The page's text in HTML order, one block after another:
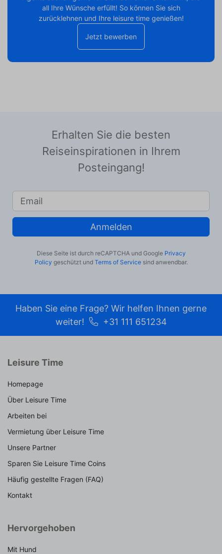
all Ihre Wünsche erfüllt! So können Sie sich
zurücklehnen und Ihre leisure time genießen!
Jetzt bewerben
Erhalten Sie die besten
Reiseinspirationen in Ihrem
Posteingang!
Anmelden
Diese Seite ist durch reCAPTCHA und Google Privacy
Policy geschützt und Terms of Servicesind anwendbar.
Haben Sie eine Frage? Wir helfen Ihnen gerne
weiter!
+31 111 651234
Leisure Time
Homepage
Über Leisure Time
Arbeiten bei
Vermietung über Leisure Time
Unsere Partner
Sparen Sie Leisure Time Coins
Häufig gestellte Fragen (FAQ)
Kontakt
Hervorgehoben
Mit Hund